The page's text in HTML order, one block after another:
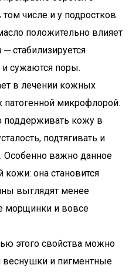
числе и у подростков.
положительно влияет
стабилизируется
сужаются поры.
в лечении кожных
микрофлорой.
поддерживать кожу в
подтягивать и
Особенно важно данное
она становится
выглядят менее
морщинки и вовсе
этого свойства можно
веснушки и пигментные